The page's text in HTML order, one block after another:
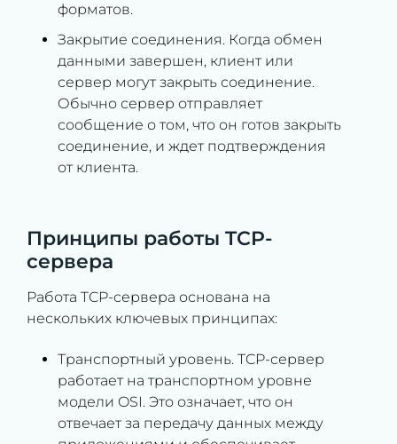
форматов.
Закрытие соединения. Когда обмен
данными завершен, клиент или
сервер могут закрыть соединение.
Обычно сервер отправляет
сообщение о том, что он готов закрыть
соединение, и ждет подтверждения
от клиента.
Принципы работы TCP-
сервера
Работа TCP-сервера основана на
нескольких ключевых принципах:
Транспортный уровень. TCP-сервер
работает на транспортном уровне
модели OSI. Это означает, что он
отвечает за передачу данных между